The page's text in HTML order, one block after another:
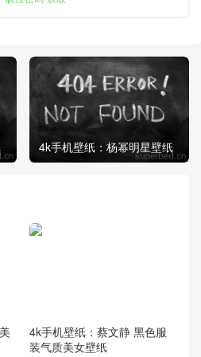
4k手机壁纸：杨幂明星壁纸
4k手机壁纸：蔡文静 黑色服
装气质美女壁纸